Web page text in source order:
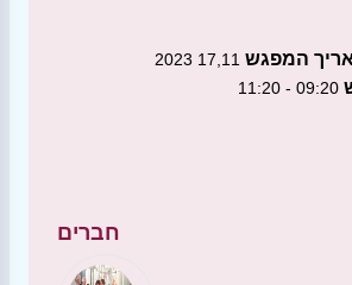
המפגש
09:20 - 11:20
חברים